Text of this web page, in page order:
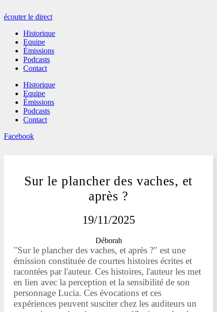
écouter le direct
Historique
Equipe
Émissions
Podcasts
Contact
Historique
Equipe
Émissions
Podcasts
Contact
Facebook
Sur le plancher des vaches, et
après ?
19/11/2025
Déborah
"Sur le plancher des vaches, et après ?" est une
émission constituée de courtes histoires écrites et
racontées par l'auteur. Ces histoires, l'auteur les met
en lien avec la perception et la sensibilité de son
personnage Lucia. Ces évocations et ces
expériences peuvent susciter chez les auditeurs un